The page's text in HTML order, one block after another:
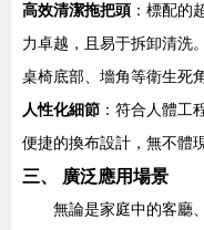
高效清潔拖把頭 ：標配的
力卓越，且易于拆卸清洗
桌椅底部、墻角等衛生死角
人性化細節 ：符合人體工
便捷的換布設計，無不體
三、 廣泛應用場景
無論是家庭中的客廳